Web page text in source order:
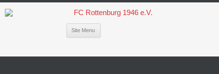
Site Menu